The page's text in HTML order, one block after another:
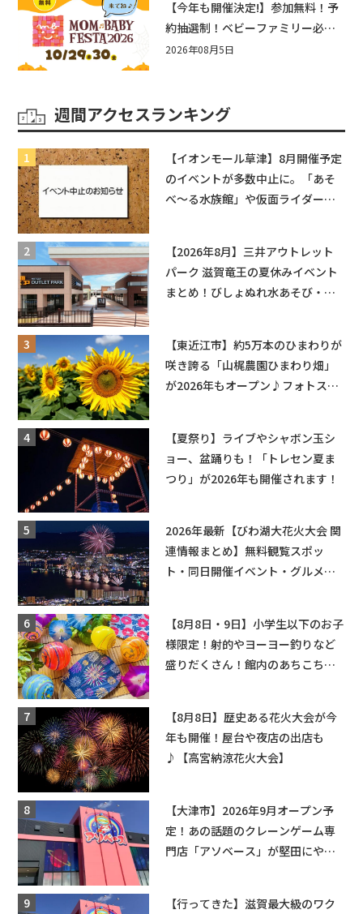
【今年も開催決定!】参加無料！予
約抽選制！ベビーファミリー必見
☆入場無料☆10/29(木)30(金)ママ
2026年08月5日
週間アクセスランキング
【イオンモール草津】8月開催予定
のイベントが多数中止に。「あそ
べ〜る水族館」や仮面ライダーシ
【2026年8月】三井アウトレット
パーク 滋賀竜王の夏休みイベント
まとめ！びしょぬれ水あそび・激
【東近江市】約5万本のひまわりが
咲き誇る「山梶農園ひまわり畑」
が2026年もオープン♪フォトスポ
【夏祭り】ライブやシャボン玉シ
ョー、盆踊りも！「トレセン夏ま
つり」が2026年も開催されます！
2026年最新【びわ湖大花火大会 関
連情報まとめ】無料観覧スポッ
ト・同日開催イベント・グルメマ
【8月8日・9日】小学生以下のお子
様限定！射的やヨーヨー釣りなど
盛りだくさん！館内のあちこちに
【8月8日】歴史ある花火大会が今
年も開催！屋台や夜店の出店も
♪【高宮納涼花火大会】
【大津市】2026年9月オープン予
定！あの話題のクレーンゲーム専
門店「アソベース」が堅田にやっ
【行ってきた】滋賀最大級のワク